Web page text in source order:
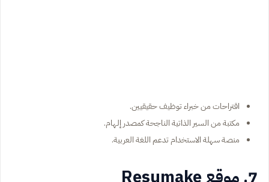
اقتراحات من خبراء توظيف حقيقيين.
مكتبة من السير الذاتية الناجحة كمصدر إلهام.
منصة سهلة الاستخدام تدعم اللغة العربية.
7. موقع Resumake